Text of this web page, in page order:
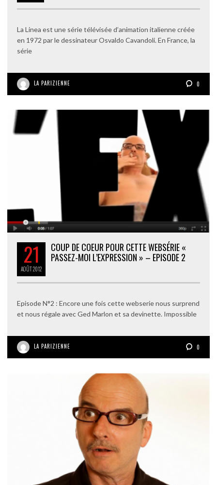
La Linea est une série télévisée d’animation italienne créée
en 1972 par le dessinateur Osvaldo Cavandoli. En France, la
série
LA PARIZIENNE 0
21
AOÛT2012
COUP DE COEUR POUR CETTE WEBSÉRIE «
PASSEZ-MOI L’EXPRESSION » – EPISODE 2
Episode N°2 : Encore une fois cette webserie nous surprend
et nous régale avec Ged Marlon et sa devinette. Impossible
LA PARIZIENNE 0